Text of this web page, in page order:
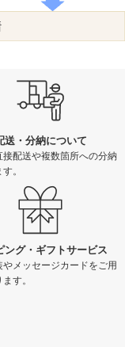
送・分納について
接配送や複数箇所への分納
。
ング・ギフトサービス
やメッセージカードをご用
す。